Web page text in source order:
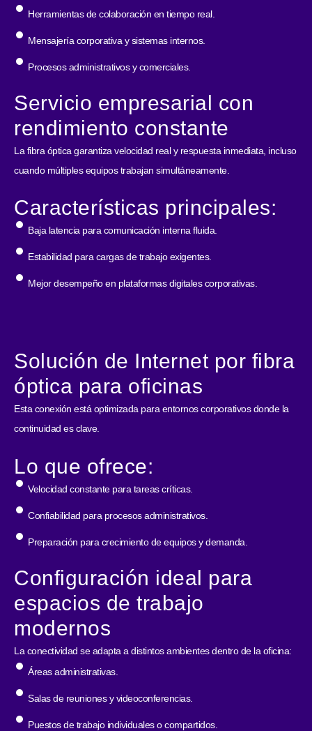
Herramientas de colaboración en tiempo real.
Mensajería corporativa y sistemas internos.
Procesos administrativos y comerciales.
Servicio empresarial con
rendimiento constante
La fibra óptica garantiza velocidad real y respuesta inmediata, incluso
cuando múltiples equipos trabajan simultáneamente.
Características principales:
Baja latencia para comunicación interna fluida.
Estabilidad para cargas de trabajo exigentes.
Mejor desempeño en plataformas digitales corporativas.
Solución de Internet por fibra
óptica para oficinas
Esta conexión está optimizada para entornos corporativos donde la
continuidad es clave.
Lo que ofrece:
Velocidad constante para tareas críticas.
Confiabilidad para procesos administrativos.
Preparación para crecimiento de equipos y demanda.
Configuración ideal para
espacios de trabajo
modernos
La conectividad se adapta a distintos ambientes dentro de la oficina:
Áreas administrativas.
Salas de reuniones y videoconferencias.
Puestos de trabajo individuales o compartidos.